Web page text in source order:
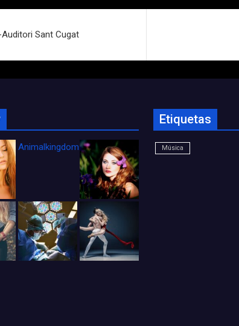
Sant Cugat
Animalkingdom_FichaCine
Etiquetas
Música